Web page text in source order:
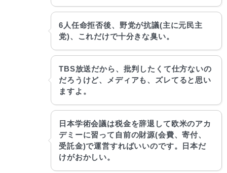
6人任命拒否後、野党が抗議(主に元民主
党)、これだけで十分きな臭い。
TBS放送だから、批判したくて仕方ないの
だろうけど、メディアも、ズレてると思い
ますよ。
日本学術会議は税金を辞退して欧米のアカ
デミーに習って自前の財源(会費、寄付、
受託金)で運営すればいいのです。日本だ
けがおかしい。